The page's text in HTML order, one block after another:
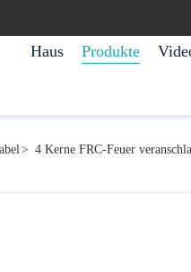
Haus Produkte
> 4 Kerne FRC-Feuer